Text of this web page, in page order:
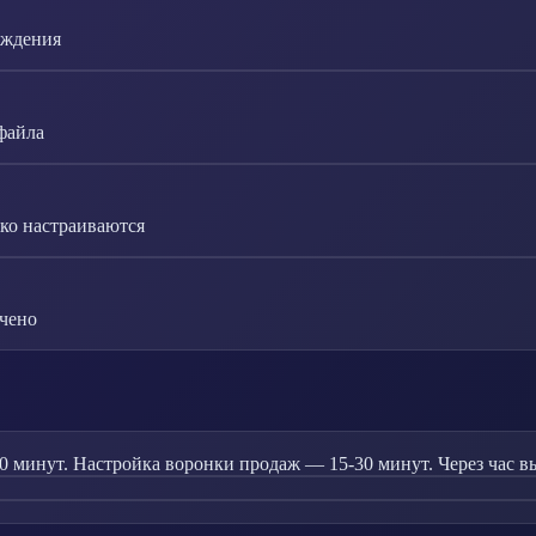
настраиваются
Настройка воронки продаж — 15-30 минут. Через час